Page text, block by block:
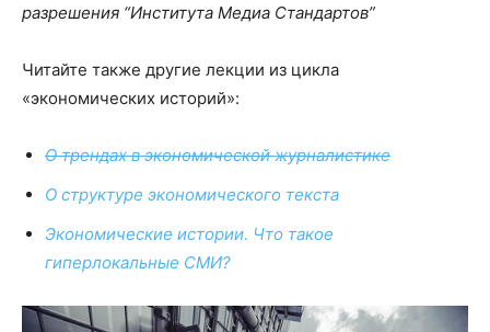
разрешения “Института Медиа Стандартов”
Читайте также другие лекции из цикла
«экономических историй»:
О трендах в экономической журналистике
О структуре экономического текста
Экономические истории. Что такое
гиперлокальные СМИ?